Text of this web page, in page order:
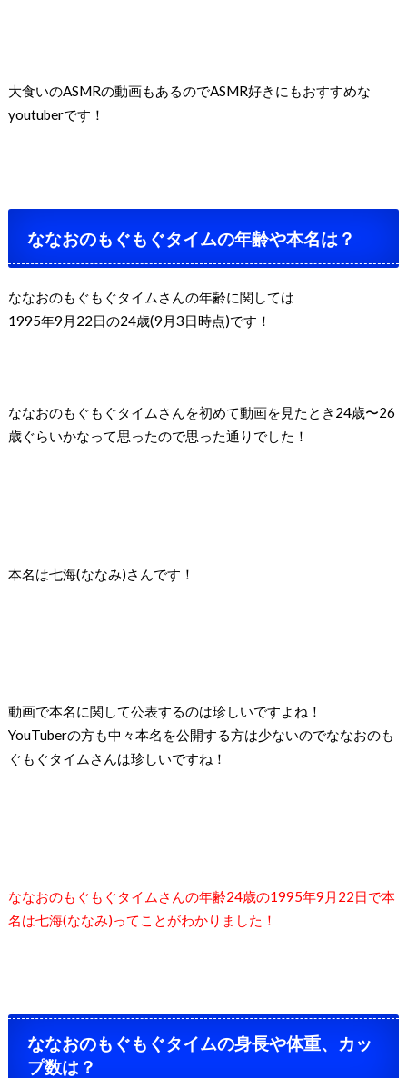
大食いのASMRの動画もあるのでASMR好きにもおすすめな
youtuberです！
ななおのもぐもぐタイムの年齢や本名は？
ななおのもぐもぐタイムさんの年齢に関しては
1995年9月22日の24歳(9月3日時点)です！
ななおのもぐもぐタイムさんを初めて動画を見たとき24歳〜26
歳ぐらいかなって思ったので思った通りでした！
本名は七海(ななみ)さんです！
動画で本名に関して公表するのは珍しいですよね！
YouTuberの方も中々本名を公開する方は少ないのでななおのも
ぐもぐタイムさんは珍しいですね！
ななおのもぐもぐタイムさんの年齢24歳の1995年9 月 22日で本
名は七海(ななみ)ってことがわかりました！
ななおのもぐもぐタイムの身長や体重、カッ
プ数は？